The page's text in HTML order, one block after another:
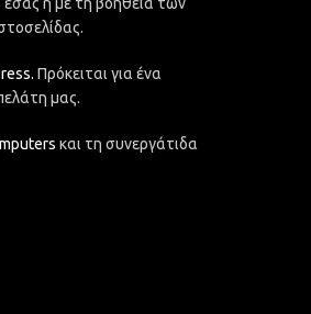
Πρόκειται για ένα
μας.
και τη συνεργάτιδα